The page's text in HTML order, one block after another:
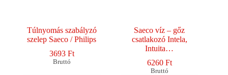
Túlnyomás szabályzó
szelep Saeco / Philips
3693 Ft
Bruttó
Saeco víz – gőz
csatlakozó Intela,
Intuita…
6260 Ft
Bruttó